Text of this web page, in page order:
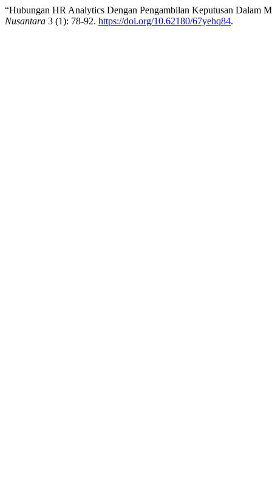
“Hubungan HR Analytics Dengan Pengambilan Keputusan Dalam
Nusantara 3 (1): 78-92. https://doi.org/10.62180/67yehq84.